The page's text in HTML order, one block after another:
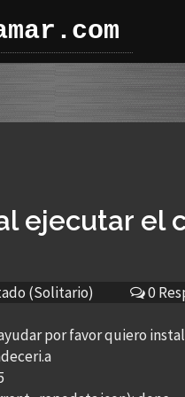
ejecutar el
(Solitario) 0
por favor quiero